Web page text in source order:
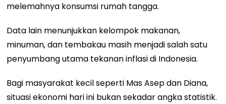
melemahnya konsumsi rumah tangga.
Data lain menunjukkan kelompok makanan,
minuman, dan tembakau masih menjadi salah satu
penyumbang utama tekanan inflasi di Indonesia.
Bagi masyarakat kecil seperti Mas Asep dan Diana,
situasi ekonomi hari ini bukan sekadar angka statistik.